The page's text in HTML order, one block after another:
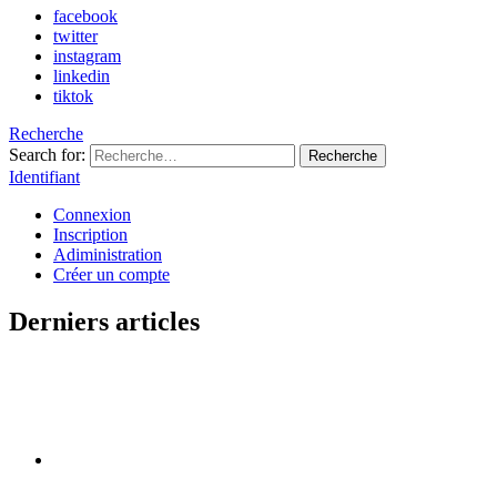
facebook
twitter
instagram
linkedin
tiktok
Recherche
Search for:
Recherche
Identifiant
Connexion
Inscription
Adiministration
Créer un compte
Derniers articles